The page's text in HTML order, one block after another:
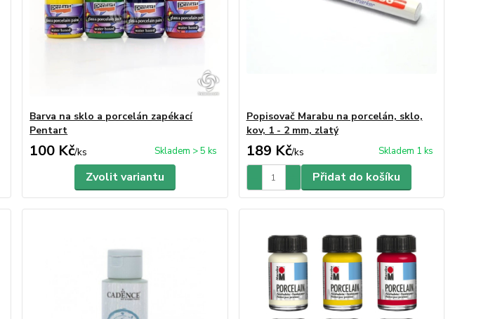
Barva na sklo a porcelán zapékací
Pentart
100 Kč/ks Skladem > 5 ks
Zvolit variantu
Popisovač Marabu na porcelán, sklo,
kov, 1 - 2 mm, zlatý
189 Kč/ks Skladem 1 ks
Přidat do košíku